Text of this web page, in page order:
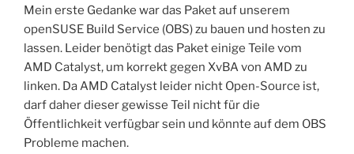
Mein erste Gedanke war das Paket auf unserem
openSUSE Build Service (OBS) zu bauen und hosten zu
lassen. Leider benötigt das Paket einige Teile vom
AMD Catalyst, um korrekt gegen XvBA von AMD zu
linken. Da AMD Catalyst leider nicht Open-Source ist,
darf daher dieser gewisse Teil nicht für die
Öffentlichkeit verfügbar sein und könnte auf dem OBS
Probleme machen.